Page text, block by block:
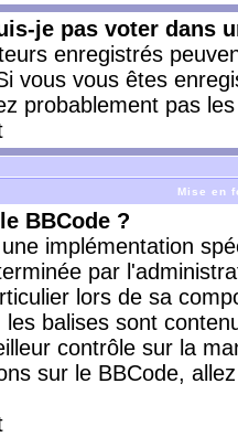
je pas voter dans
enregistrés
vous vous êtes
probablement pas
Mise en
BBCode ?
implémentation
par
lors de sa
les balises sont
contrôle sur la
sur le BBCode,